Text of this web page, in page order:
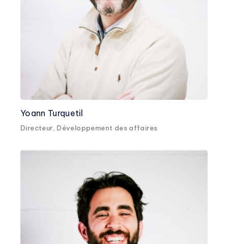
Yoann Turquetil
Directeur, Développement des affaires